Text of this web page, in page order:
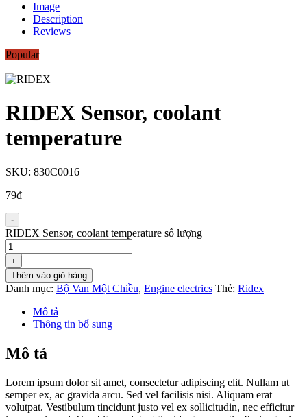
Image
Description
Reviews
Popular
RIDEX Sensor, coolant
temperature
SKU: 830C0016
79₫
-
RIDEX Sensor, coolant temperature số lượng
+
Thêm vào giỏ hàng
Danh mục: Bộ Van Một Chiều, Engine electrics Thẻ: Ridex
Mô tả
Thông tin bổ sung
Mô tả
Lorem ipsum dolor sit amet, consectetur adipiscing elit. Nullam ut
semper ex, ac gravida arcu. Sed vel facilisis nisi. Aliquam erat
volutpat. Vestibulum tincidunt justo vel ex sollicitudin, nec efficitur